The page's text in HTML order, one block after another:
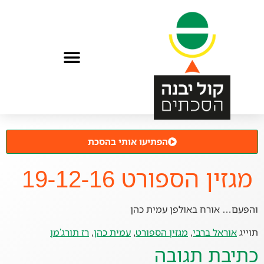
הפתיעו אותי בהסכת
מגזין הספורט 19-12-16
והפעם… אורח באולפן עמית כהן
תוייגאוראל ברבי, מגזין הספורט, עמית כהן, רז תורג'מן
כתיבת תגובה